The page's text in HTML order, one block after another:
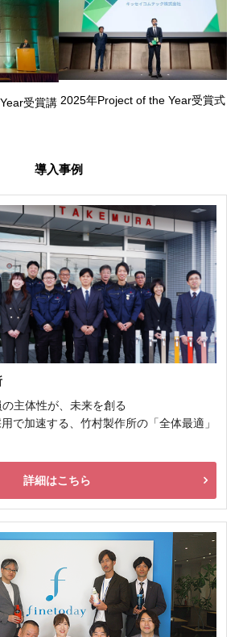
受賞講 2025年Project of the Year受賞式
導入事例
主体性が、未来を創る
で加速する、竹村製作所の「全体最適」
詳細はこちら